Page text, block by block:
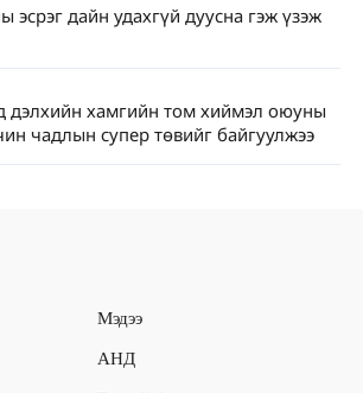
эсрэг дайн удахгүй дуусна гэж үзэж
хамгийн том хиймэл оюуны
чадлын супер төвийг байгуулжээ
Мэдээ
АНД